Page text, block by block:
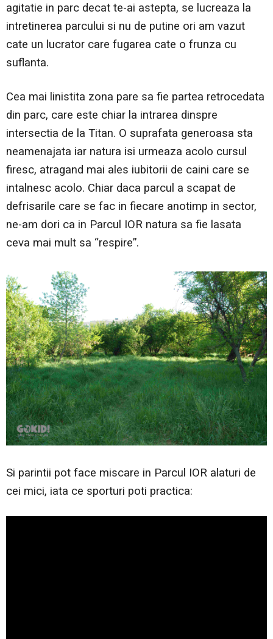
agitatie in parc decat te-ai astepta, se lucreaza la
intretinerea parcului si nu de putine ori am vazut
cate un lucrator care fugarea cate o frunza cu
suflanta.
Cea mai linistita zona pare sa fie partea retrocedata
din parc, care este chiar la intrarea dinspre
intersectia de la Titan. O suprafata generoasa sta
neamenajata iar natura isi urmeaza acolo cursul
firesc, atragand mai ales iubitorii de caini care se
intalnesc acolo. Chiar daca parcul a scapat de
defrisarile care se fac in fiecare anotimp in sector,
ne-am dori ca in Parcul IOR natura sa fie lasata
ceva mai mult sa “respire”.
Si parintii pot face miscare in Parcul IOR alaturi de
cei mici, iata ce sporturi poti practica: